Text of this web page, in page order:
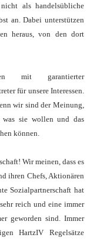
als handelsübliche
an. Dabei unterstützen
heraus, von den dort
mit garantierter
für unsere Interessen.
wir sind der Meinung,
was sie wollen und das
können.
Wir meinen, dass es
ihren Chefs, Aktionären
Sozialpartnerschaft hat
reich und eine immer
geworden sind. Immer
HartzIV Regelsätze